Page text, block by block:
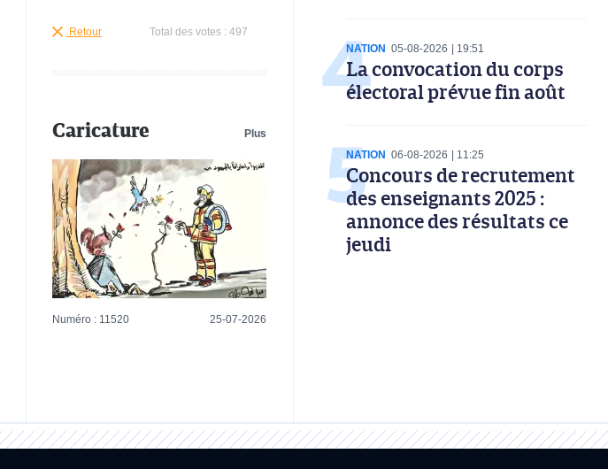
Retour Total des votes : 497
Caricature Plus
Numéro : 11520 25-07-2026
NATION 05-08-2026 19:51
La convocation du corps
électoral prévue fin août
NATION 06-08-2026 11:25
Concours de recrutement
des enseignants 2025 :
annonce des résultats ce
jeudi